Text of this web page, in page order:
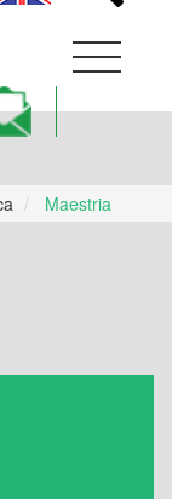
Maestria